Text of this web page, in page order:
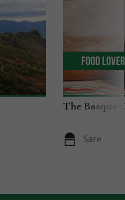
The Basque
Sare
Food